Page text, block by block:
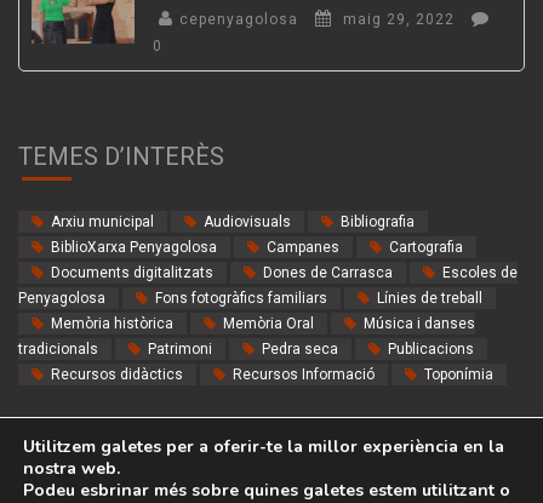
cepenyagolosa
maig 29, 2022
0
TEMES D’INTERÈS
Arxiu municipal Audiovisuals
Bibliografia
BiblioXarxa Penyagolosa
Campanes
Cartografia
Documents digitalitzats
Dones de Carrasca
Escoles de
Penyagolosa
Fons fotogràfics familiars
Línies de treball
Memòria històrica
Memòria Oral
Música i danses
tradicionals
Patrimoni Pedra seca
Publicacions
Recursos didàctics
Recursos Informació Toponímia
Utilitzem galetes per a oferir-te la millor experiència en la
nostra web.
Podeu esbrinar més sobre quines galetes estem utilitzant o